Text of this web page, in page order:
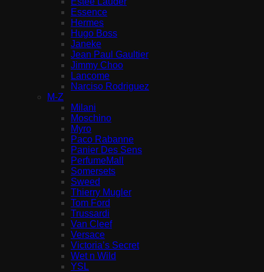
Essence
Hermes
Hugo Boss
Janeke
Jean Paul Gaultier
Jimmy Choo
Lancome
Narciso Rodriguez
M-Z
Milani
Moschino
Myro
Paco Rabanne
Panier Des Sens
PerfumeMall
Somersets
Sweed
Thierry Mugler
Tom Ford
Trussardi
Van Cleef
Versace
Victoria’s Secret
Wet n Wild
YSL